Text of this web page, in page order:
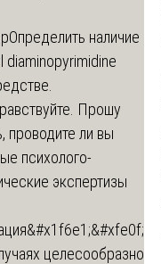
Определить наличие
diaminopyrimidine
Прошу
проводите ли вы
психолого-
экспертизы
&#x1f6e1;&#xfe0f;
целесообразно